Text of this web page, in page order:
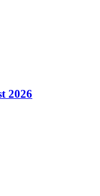
2026